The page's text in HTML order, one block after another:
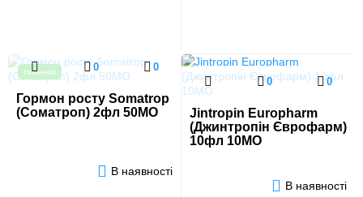
Новинка 0 0
Гормон росту Somatrop
(Соматроп) 2фл 50МО
В наявності
0 0
Jintropin Europharm
(Джинтропін Єврофарм)
10фл 10MО
В наявності